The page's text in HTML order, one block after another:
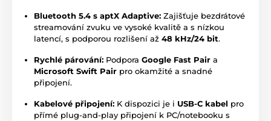
Bluetooth 5.4 s aptX Adaptive: Zajišťuje bezdrátové
streamování zvuku ve vysoké kvalitě a s nízkou
latencí, s podporou rozlišení až 48 kHz/24 bit.
Rychlé párování: Podpora Google Fast Pair a
Microsoft Swift Pair pro okamžité a snadné
připojení.
Kabelové připojení: K dispozici je i USB-C kabel pro
přímé plug-and-play připojení k PC/notebooku s